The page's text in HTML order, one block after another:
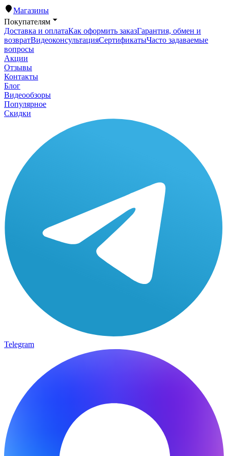
Магазины
Покупателям
Доставка и оплатаКак оформить заказГарантия, обмен и
возвратВидеоконсультацияСертификатыЧасто задаваемые
вопросы
Акции
Отзывы
Контакты
Блог
Видеообзоры
Популярное
Скидки
Telegram